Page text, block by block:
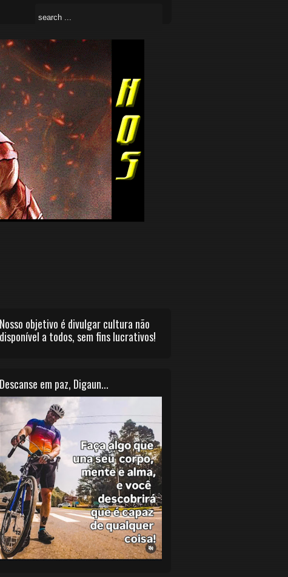
Nosso objetivo é divulgar cultura não
disponível a todos, sem fins lucrativos!
Descanse em paz, Digaun...